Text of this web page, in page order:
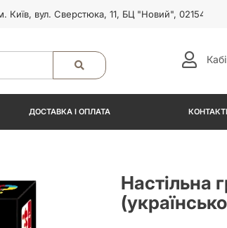
Київ, вул. Сверстюка, 11, БЦ "Новий", 02154
ДОСТАВКА І ОПЛАТА
Настільна